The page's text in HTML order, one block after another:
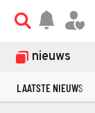
nieuws
LAATSTE NIEUWS